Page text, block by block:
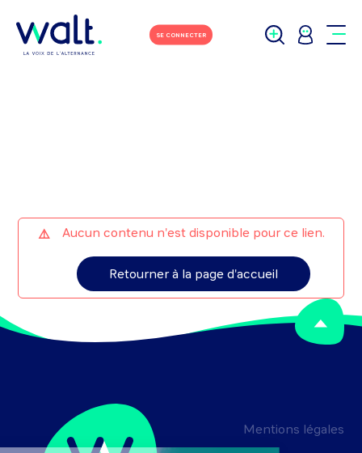
SE CONNECTER
M'écrire
Aucun contenu n'est disponible pour ce lien.
Retourner à la page d'accueil
Mentions légales